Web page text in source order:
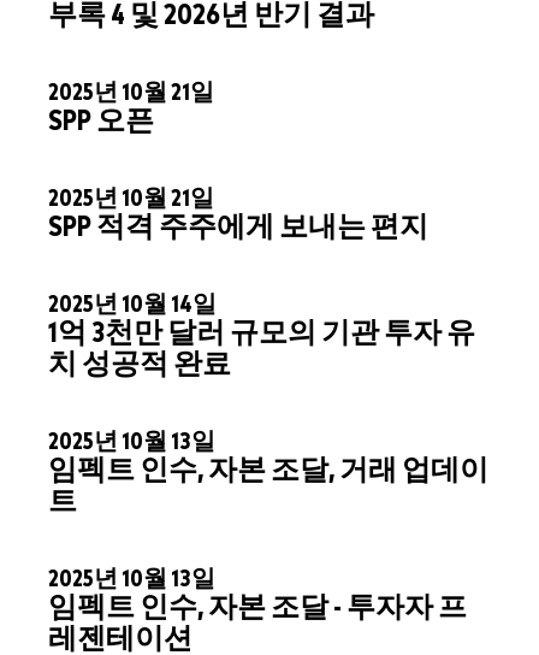
부록 4 및 2026년 반기 결과
2025년 10월 21일
SPP 오픈
2025년 10월 21일
SPP 적격 주주에게 보내는 편지
2025년 10월 14일
1억 3천만 달러 규모의 기관 투자 유
치 성공적 완료
2025년 10월 13일
임펙트 인수, 자본 조달, 거래 업데이
트
2025년 10월 13일
임펙트 인수, 자본 조달 - 투자자 프
레젠테이션